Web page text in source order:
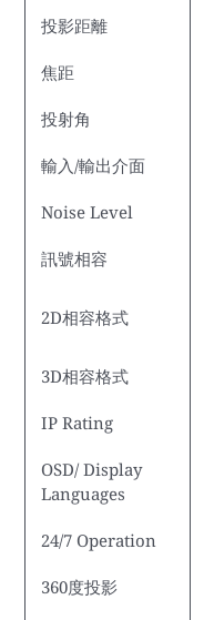
投影距離
焦距
投射角
輸入/輸出介面
Noise Level
訊號相容
2D相容格式
3D相容格式
IP Rating
OSD/ Display
Languages
24/7 Operation
360度投影